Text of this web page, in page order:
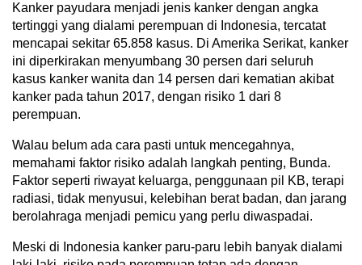
Kanker payudara menjadi jenis kanker dengan angka
tertinggi yang dialami perempuan di Indonesia, tercatat
mencapai sekitar 65.858 kasus. Di Amerika Serikat, kanker
ini diperkirakan menyumbang 30 persen dari seluruh
kasus kanker wanita dan 14 persen dari kematian akibat
kanker pada tahun 2017, dengan risiko 1 dari 8
perempuan.
Walau belum ada cara pasti untuk mencegahnya,
memahami faktor risiko adalah langkah penting, Bunda.
Faktor seperti riwayat keluarga, penggunaan pil KB, terapi
radiasi, tidak menyusui, kelebihan berat badan, dan jarang
berolahraga menjadi pemicu yang perlu diwaspadai.
Meski di Indonesia kanker paru-paru lebih banyak dialami